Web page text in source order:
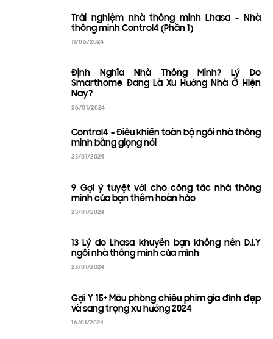
Trải nghiệm nhà thông minh Lhasa - Nhà
thông minh Control4 (Phần 1)
11/06/2024
Định Nghĩa Nhà Thông Minh? Lý Do
Smarthome Đang Là Xu Hướng Nhà Ở Hiện
Nay?
26/01/2024
Control4 - Điều khiển toàn bộ ngôi nhà thông
minh bằng giọng nói
23/01/2024
9 Gợi ý tuyệt vời cho công tắc nhà thông
minh của bạn thêm hoàn hảo
23/01/2024
13 Lý do Lhasa khuyên bạn không nên D.I.Y
ngôi nhà thông minh của mình
23/01/2024
Gợi Ý 15+ Mẫu phòng chiếu phim gia đình đẹp
và sang trọng xu hướng 2024
16/01/2024